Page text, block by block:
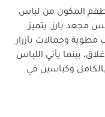
المكون من لباس
مجعد بارز. يتميز
وحمالات بأزرار
بينما يأتي اللباس
وكباسين في